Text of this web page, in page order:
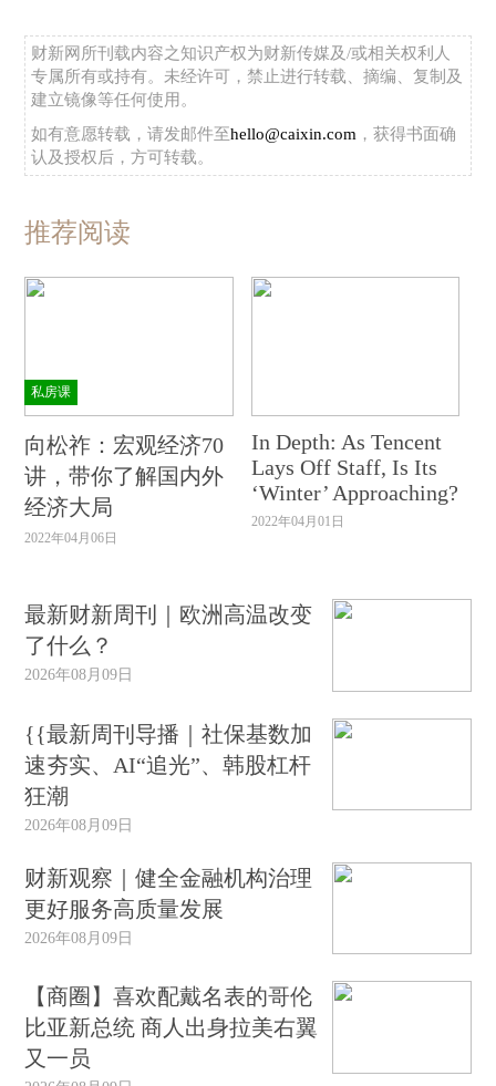
财新网所刊载内容之知识产权为财新传媒及/或相关权利人
专属所有或持有。未经许可，禁止进行转载、摘编、复制及
建立镜像等任何使用。
如有意愿转载，请发邮件至hello@caixin.com ，获得书面确
认及授权后，方可转载。
推荐阅读
私房课
向松祚：宏观经济70
讲，带你了解国内外
经济大局
2022年04月06日
In Depth: As Tencent
Lays Off Staff, Is Its
‘Winter’ Approaching?
2022年04月01日
最新财新周刊｜欧洲高温改变
了什么？
2026年08月09日
{{最新周刊导播｜社保基数加
速夯实、AI“追光”、韩股杠杆
狂潮
2026年08月09日
财新观察｜健全金融机构治理
更好服务高质量发展
2026年08月09日
【商圈】喜欢配戴名表的哥伦
比亚新总统 商人出身拉美右翼
又一员